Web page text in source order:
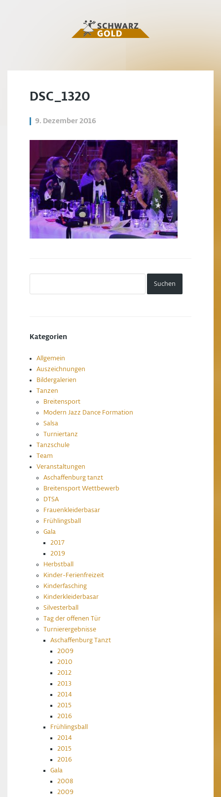
DSC_1320
9. Dezember 2016
Kategorien
Allgemein
Auszeichnungen
Bildergalerien
Tanzen
Breitensport
Modern Jazz Dance Formation
Salsa
Turniertanz
Tanzschule
Team
Veranstaltungen
Aschaffenburg tanzt
Breitensport Wettbewerb
DTSA
Frauenkleiderbasar
Frühlingsball
Gala
2017
2019
Herbstball
Kinder-Ferienfreizeit
Kinderfasching
Kinderkleiderbasar
Silvesterball
Tag der offenen Tür
Turnierergebnisse
Aschaffenburg Tanzt
2009
2010
2012
2013
2014
2015
2016
Frühlingsball
2014
2015
2016
Gala
2008
2009